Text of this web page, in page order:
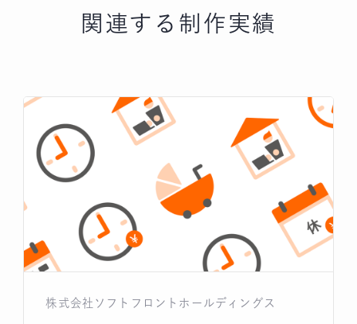
関連する制作実績
株式会社ソフトフロントホールディングス